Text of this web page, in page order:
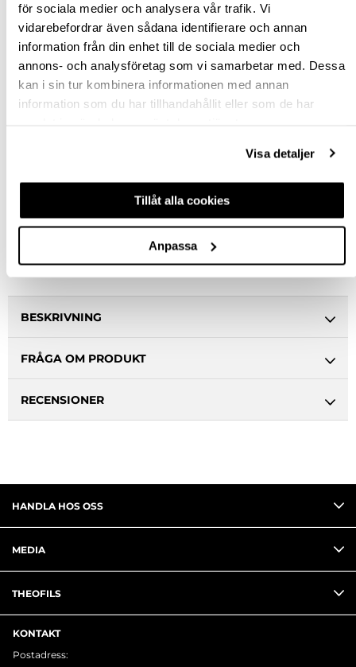
för sociala medier och analysera vår trafik. Vi
vidarebefordrar även sådana identifierare och annan
information från din enhet till de sociala medier och
annons- och analysföretag som vi samarbetar med. Dessa
kan i sin tur kombinera informationen med annan
information som du har tillhandahållit eller som de har
Visa detaljer
Tillåt alla cookies
Anpassa
600
800
Rensa val
VÄLJ VARIANT
Snabba leveranser
Ledande leverantör i Sverige
BESKRIVNING
FRÅGA OM PRODUKT
RECENSIONER
HANDLA HOS OSS
MEDIA
THEOFILS
KONTAKT
Postadress: